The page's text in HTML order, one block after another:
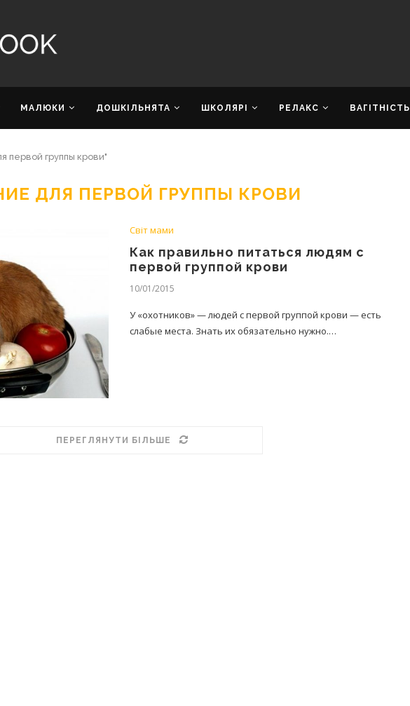
МАЛЮКИ ДОШКІЛЬНЯТА ШКОЛЯРІ РЕЛАКС ВАГІТНІСТЬ
первой группы крови"
ДЛЯ ПЕРВОЙ ГРУППЫ КРОВИ
Світ мами
Как правильно питаться людям с
первой группой крови
10/01/2015
У «охотников» — людей с первой группой крови — есть
слабые места. Знать их обязательно нужно.…
ПЕРЕГЛЯНУТИ БІЛЬШЕ